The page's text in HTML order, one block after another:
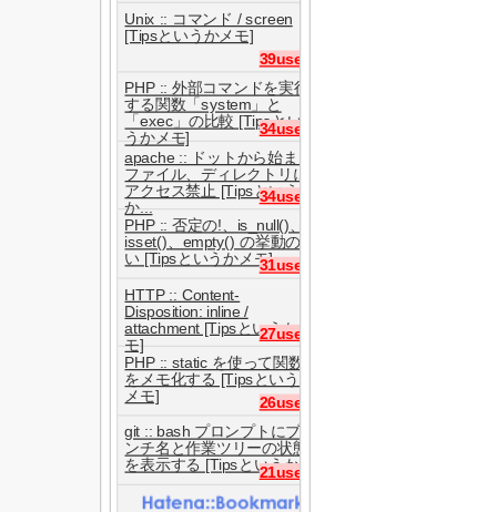
Unix :: コマンド / screen
[Tipsというかメモ]
39users
PHP :: 外部コマンドを実行
する関数「system」と
「exec」の比較 [Tipsとい
うかメモ]
34users
apache :: ドットから始まる
ファイル、ディレクトリに
アクセス禁止 [Tipsという
か...
34users
PHP :: 否定の!、is_null()、
isset()、empty() の挙動の違
い [Tipsというかメモ]31users
HTTP :: Content-
Disposition: inline /
attachment [Tipsというかメ
モ]
27users
PHP :: static を使って関数
をメモ化する [Tipsというか
メモ]
26users
git :: bash プロンプトにブラ
ンチ名と作業ツリーの状態
を表示する [Tipsというか...
21users